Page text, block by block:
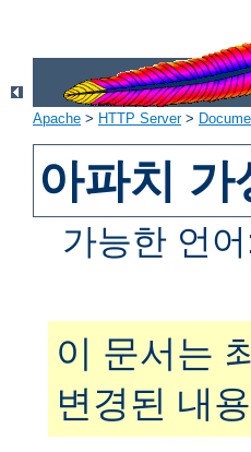
Apache > HTTP Server>
아파치
가능한 언어
이 문서는
변경된 내